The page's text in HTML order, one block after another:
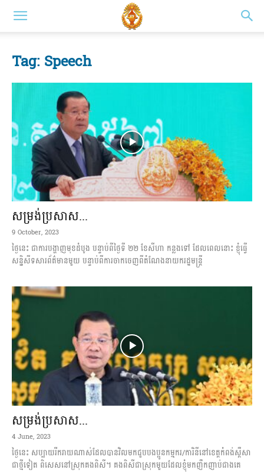
Tag: Speech
សម្រង់ប្រសាស...
9 October, 2023
ថ្ងៃនេះ ជាការបង្ហាញមុខដំបូង បន្ទាប់ពីថ្ងៃទី ២២ ខែសីហា កន្លងទៅ ដែលពេលនោះ​ ខ្ញុំធ្វើ
សន្និសីទសារព័ត៌​មាន​មួយ បន្ទាប់ពីការចាកចេញពីតំណែងនាយករដ្ឋមន្ត្រី
សម្រង់ប្រសាស...
4 June, 2023
ថ្ងៃនេះ សប្បាយរីករាយណាស់ដែលបានវិលមកជួបបងប្អូនកម្មករ/ការិនីនៅខេត្តកំពង់ស្ពឺសា
ជាថ្មីទៀត ពិ​សេសនៅស្រុកគងពិសី។ គងពិសីជាស្រុកមួយដែលខ្ញុំមកញឹកញាប់ជាងគេ